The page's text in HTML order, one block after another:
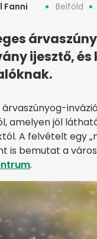
Fanni Belföld
ijesztő,
árvaszúnyog-
amelyen jól
A felvételt egy
is bemutat a
.